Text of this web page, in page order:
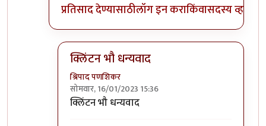
प्रतिसाद देण्यासाठीलॉग इन कराकिंवासदस्य व्हा
क्लिंटन भौ धन्यवाद
श्रिपाद पणशिकर
सोमवार, 16/01/2023 15:36
In reply toकॅप = मर्यादीत करुन ठेवले
क्लिंटन भौ धन्यवाद